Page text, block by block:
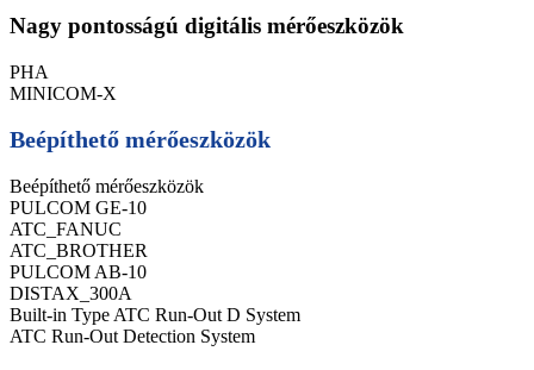
Nagy pontosságú digitális mérőeszközök
PHA
MINICOM-X
Beépíthető mérőeszközök
Beépíthető mérőeszközök
PULCOM GE-10
ATC_FANUC
ATC_BROTHER
PULCOM AB-10
DISTAX_300A
Built-in Type ATC Run-Out D System
ATC Run-Out Detection System